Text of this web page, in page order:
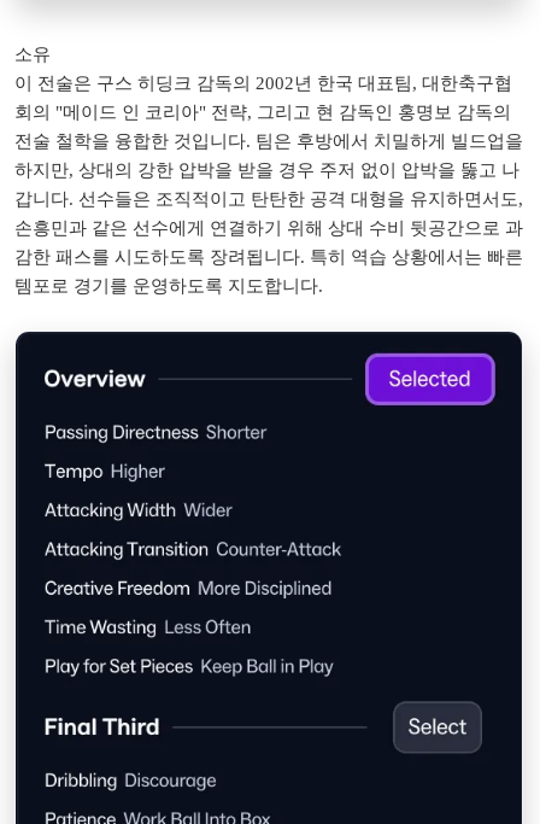
소유
이 전술은 구스 히딩크 감독의 2002년 한국 대표팀, 대한축구협
회의 "메이드 인 코리아" 전략, 그리고 현 감독인 홍명보 감독의
전술 철학을 융합한 것입니다. 팀은 후방에서 치밀하게 빌드업을
하지만, 상대의 강한 압박을 받을 경우 주저 없이 압박을 뚫고 나
갑니다. 선수들은 조직적이고 탄탄한 공격 대형을 유지하면서도,
손흥민과 같은 선수에게 연결하기 위해 상대 수비 뒷공간으로 과
감한 패스를 시도하도록 장려됩니다. 특히 역습 상황에서는 빠른
템포로 경기를 운영하도록 지도합니다.